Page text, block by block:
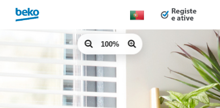
100%
Alterar